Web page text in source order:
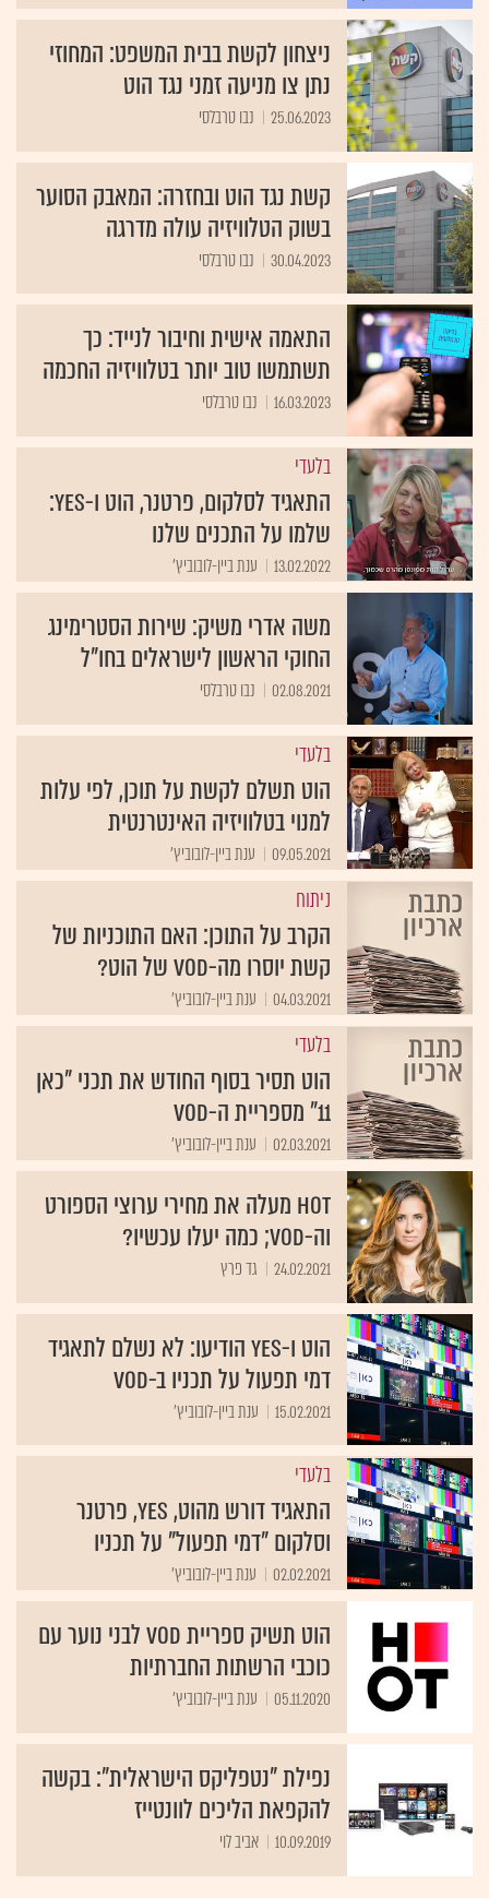
ניצחון לקשת בבית המשפט: המחוזי
נתן צו מניעה זמני נגד הוט
25.06.2023 נבו טרבלסי
קשת נגד הוט ובחזרה: המאבק הסוער
בשוק הטלוויזיה עולה מדרגה
30.04.2023 נבו טרבלסי
התאמה אישית וחיבור לנייד: כך
תשתמשו טוב יותר בטלוויזיה החכמה
16.03.2023 נבו טרבלסי
בלעדי
התאגיד לסלקום, פרטנר, הוט ו-yes:
שלמו על התכנים שלנו
13.02.2022 ענת ביין-לובוביץ'
משה אדרי משיק: שירות הסטרימינג
החוקי הראשון לישראלים בחו"ל
02.08.2021 נבו טרבלסי
בלעדי
הוט תשלם לקשת על תוכן, לפי עלות
למנוי בטלוויזיה האינטרנטית
09.05.2021 ענת ביין-לובוביץ'
ניתוח
הקרב על התוכן: האם התוכניות של
קשת יוסרו מה-VOD של הוט?
04.03.2021 ענת ביין-לובוביץ'
בלעדי
הוט תסיר בסוף החודש את תכני "כאן
11" מספריית ה-VOD
02.03.2021 ענת ביין-לובוביץ'
HOT מעלה את מחירי ערוצי הספורט
וה-VOD; כמה יעלו עכשיו?
24.02.2021 גד פרץ
הוט ו-yes הודיעו: לא נשלם לתאגיד
דמי תפעול על תכניו ב-VOD
15.02.2021 ענת ביין-לובוביץ'
בלעדי
התאגיד דורש מהוט, yes, פרטנר
וסלקום "דמי תפעול" על תכניו
02.02.2021 ענת ביין-לובוביץ'
הוט תשיק ספריית VOD לבני נוער עם
כוכבי הרשתות החברתיות
05.11.2020 ענת ביין-לובוביץ'
נפילת "נטפליקס הישראלית": בקשה
להקפאת הליכים לוונטייז
10.09.2019 אביב לוי